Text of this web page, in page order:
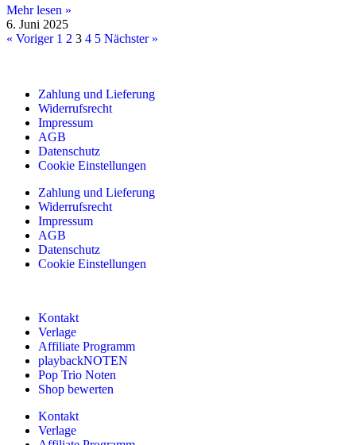
Mehr lesen »
6. Juni 2025
« Voriger 1 2 3 4 5 Nächster »
Zahlung und Lieferung
Widerrufsrecht
Impressum
AGB
Datenschutz
Cookie Einstellungen
Zahlung und Lieferung
Widerrufsrecht
Impressum
AGB
Datenschutz
Cookie Einstellungen
Kontakt
Verlage
Affiliate Programm
playbackNOTEN
Pop Trio Noten
Shop bewerten
Kontakt
Verlage